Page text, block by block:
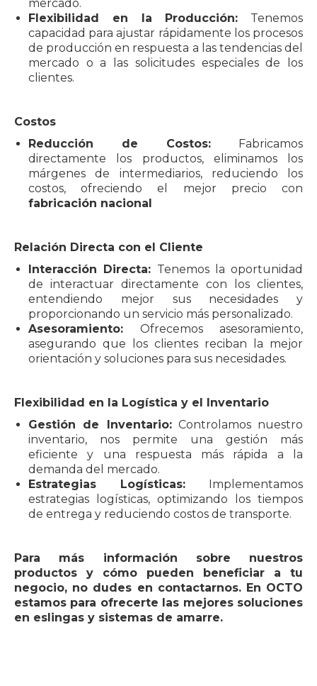
mercado.
Flexibilidad en la Producción: Tenemos
capacidad para ajustar rápidamente los procesos
de producción en respuesta a las tendencias del
mercado o a las solicitudes especiales de los
clientes.
Costos
Reducción de Costos: Fabricamos
directamente los productos, eliminamos los
márgenes de intermediarios, reduciendo los
costos, ofreciendo el mejor precio con
fabricación nacional
Relación Directa con el Cliente
Interacción Directa: Tenemos la oportunidad
de interactuar directamente con los clientes,
entendiendo mejor sus necesidades y
proporcionando un servicio más personalizado.
Asesoramiento: Ofrecemos asesoramiento,
asegurando que los clientes reciban la mejor
orientación y soluciones para sus necesidades.
Flexibilidad en la Logística y el Inventario
Gestión de Inventario:Controlamos nuestro
inventario, nos permite una gestión más
eficiente y una respuesta más rápida a la
demanda del mercado.
Estrategias Logísticas: Implementamos
estrategias logísticas, optimizando los tiempos
de entrega y reduciendo costos de transporte.
Para más información sobre nuestros
productos y cómo pueden beneficiar a tu
negocio, no dudes en contactarnos. En OCTO
estamos para ofrecerte las mejores soluciones
en eslingas y sistemas de amarre.